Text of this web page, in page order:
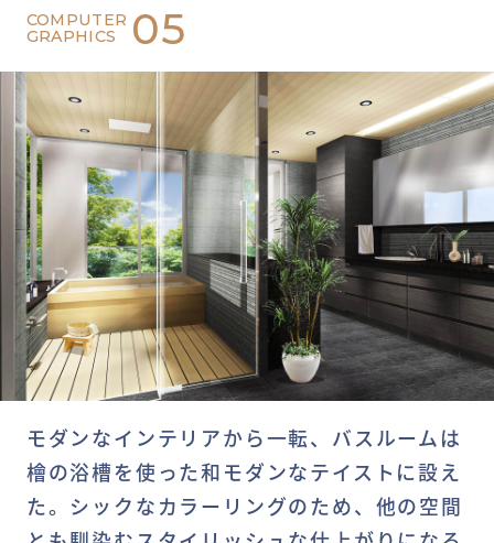
COMPUTER
GRAPHICS
05
モダンなインテリアから一転、バスルームは
檜の浴槽を使った和モダンなテイストに設え
た。シックなカラーリングのため、他の空間